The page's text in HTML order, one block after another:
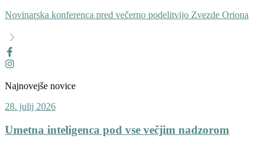
Novinarska konferenca pred večerno podelitvijo Zvezde Oriona
Najnovejše novice
28. julij 2026
Umetna inteligenca pod vse večjim nadzorom